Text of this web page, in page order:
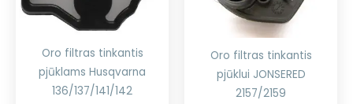
Oro filtras tinkantis
pjūklams Husqvarna
136/137/141/142
Oro filtras tinkantis
pjūklui JONSERED
2157/2159